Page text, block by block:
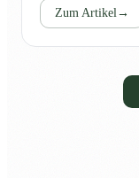
Zum Artikel→